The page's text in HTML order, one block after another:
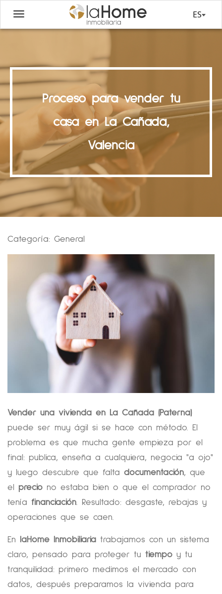
ES
Proceso para vender tu
casa en La Cañada,
Valencia
Categoría: General
Vender una vivienda en La Cañada (Paterna)
puede ser muy ágil si se hace con método. El
problema es que mucha gente empieza por el
final: publica, enseña a cualquiera, negocia "a ojo"
y luego descubre que falta documentación, que
el precio no estaba bien o que el comprador no
tenía financiación. Resultado: desgaste, rebajas y
operaciones que se caen.
En laHome Inmobiliaria trabajamos con un sistema
claro, pensado para proteger tu tiempo y tu
tranquilidad: primero medimos el mercado con
datos, después preparamos la vivienda para